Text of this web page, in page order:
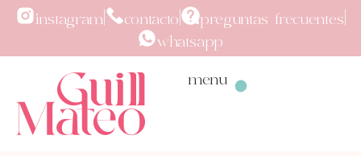
instagram contacto
preguntas frecuentes
whatsapp
menu